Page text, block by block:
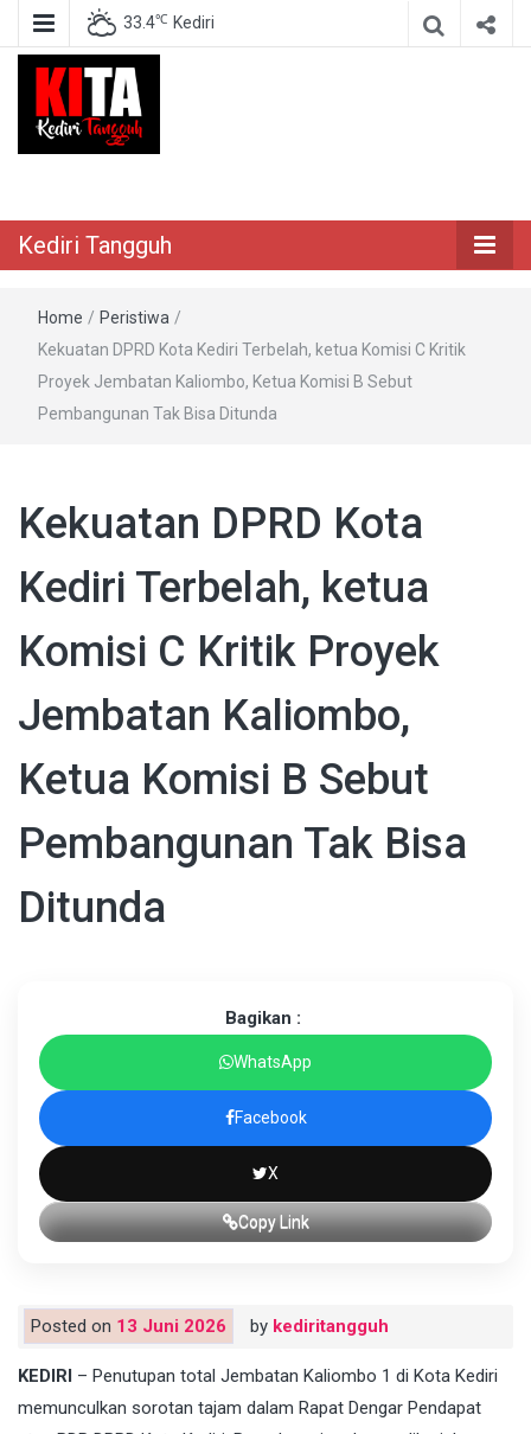
33.4℃ Kediri
Kediri Tangguh
Home / Peristiwa /
Kekuatan DPRD Kota Kediri Terbelah, ketua Komisi C Kritik
Proyek Jembatan Kaliombo, Ketua Komisi B Sebut
Pembangunan Tak Bisa Ditunda
Kekuatan DPRD Kota
Kediri Terbelah, ketua
Komisi C Kritik Proyek
Jembatan Kaliombo,
Ketua Komisi B Sebut
Pembangunan Tak Bisa
Ditunda
Bagikan :
WhatsApp
Facebook
X
Copy Link
Posted on 13 Juni 2026 by kediritangguh
KEDIRI – Penutupan total Jembatan Kaliombo 1 di Kota Kediri
memunculkan sorotan tajam dalam Rapat Dengar Pendapat